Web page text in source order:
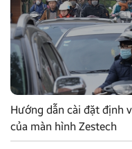
Hướng dẫn cài đặt định
của màn hình Zestech